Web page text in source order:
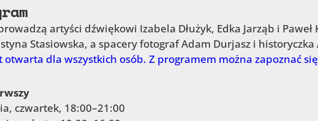
artyści dźwiękowi Izabela Dłużyk, Edka Jarząb i
Stasiowska, a spacery fotograf Adam Durjasz i
otwarta dla wszystkich osób. Z programem można zapoznać
czwartek, 18:00–21:00